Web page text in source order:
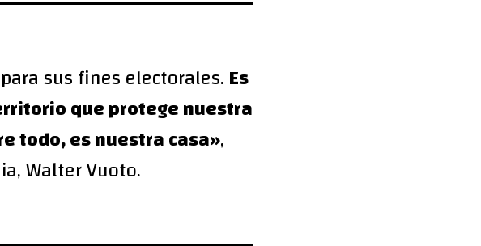
sus fines electorales.Es
que protege nuestra
todo, es nuestra casa»,
Walter Vuoto.